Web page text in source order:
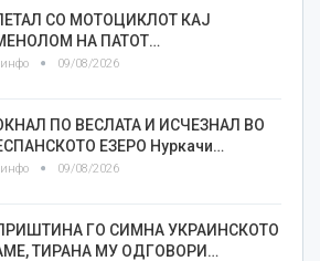
СО МОТОЦИКЛОТ КАЈ
НА ПАТОТ…
09/08/2026
ПО ВЕСЛАТА И ИСЧЕЗНАЛ ВО
ЕЗЕРО Нуркачи…
09/08/2026
ГО СИМНА УКРАИНСКОТО
ТИРАНА МУ ОДГОВОРИ…